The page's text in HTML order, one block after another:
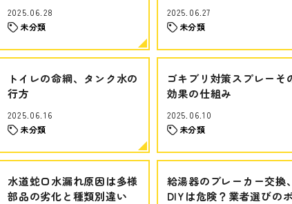
2025.06.28
未分類
2025.06.27
未分類
トイレの命綱、タンク水の
行方
2025.06.16
未分類
ゴキブリ対策スプレーそ
効果の仕組み
2025.06.10
未分類
水道蛇口水漏れ原因は多様
部品の劣化と種類別違い
給湯器のブレーカー交換、
DIYは危険？業者選びのポ